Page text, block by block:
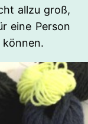
allzu groß,
eine Person